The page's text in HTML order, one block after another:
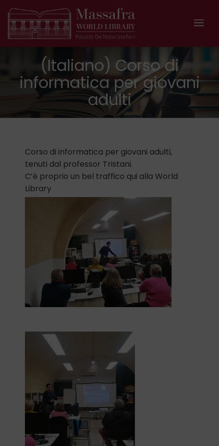
(Italiano) Corso di
informatica per giovani
adulti
Corso di informatica per giovani adulti,
tenuti dal professor Tristani.
C’è proprio un bel traffico qui alla World
Library